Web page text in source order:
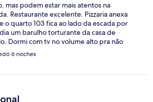
mas podem estar mais atentos na
Restaurante excelente. Pizzaria anexa
o quarto 103 fica ao lado da escada por
um barulho torturante da casa de
Dormi com tv no volume alto pra não
6 noches